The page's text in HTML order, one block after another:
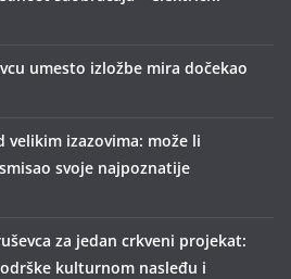
umesto izložbe mira dočekao
velikim izazovima: može li
svoje najpoznatije
za jedan crkveni projekat:
kulturnom nasleđu i